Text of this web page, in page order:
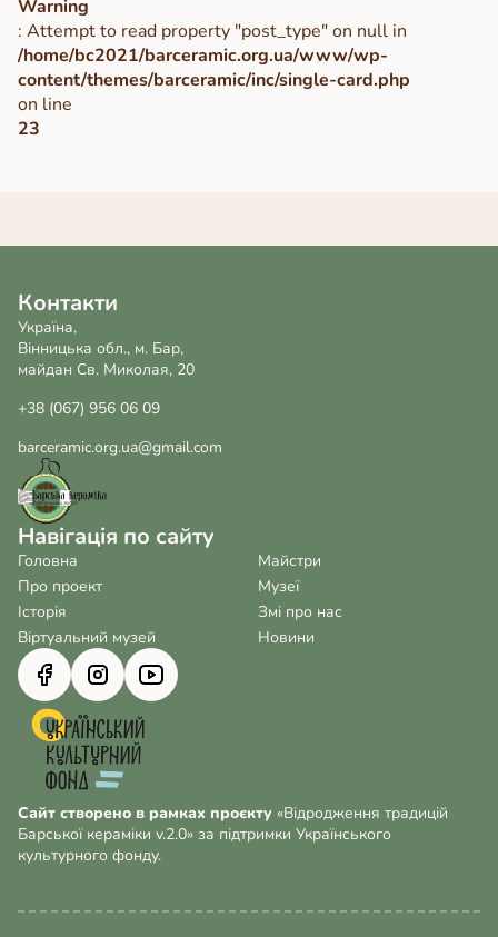
Warning
: Attempt to read property "post_type" on null in
/home/bc2021/barceramic.org.ua/www/wp-
content/themes/barceramic/inc/single-card.php
on line
23
Контакти
Україна,
Вінницька обл., м. Бар,
майдан Св. Миколая, 20
+38 (067) 956 06 09
barceramic.org.ua@gmail.com
Навігація по сайту
Головна
Про проект
Історія
Віртуальний музей
Майстри
Музеї
Змі про нас
Новини
Сайт створено в рамках проєкту «Відродження традицій
Барської кераміки v.2.0» за підтримки Українського
культурного фонду.